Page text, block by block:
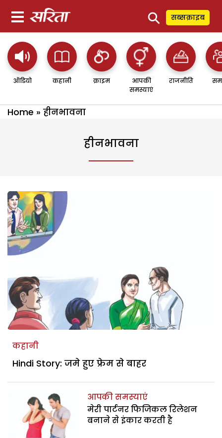
⚲ सब्सक्राइब
ऑडियो कहानी क्राइम
आपकी
समस्याएं
राजनीति
Home » हीनभावना
हीनभावना
कहानी
Hindi Story: जमे हुए फ्रेम से बाहर
आपकी समस्याएं
मेरी पार्टनर फिजिकल रिलेशन
बनाने से इंकार करती है